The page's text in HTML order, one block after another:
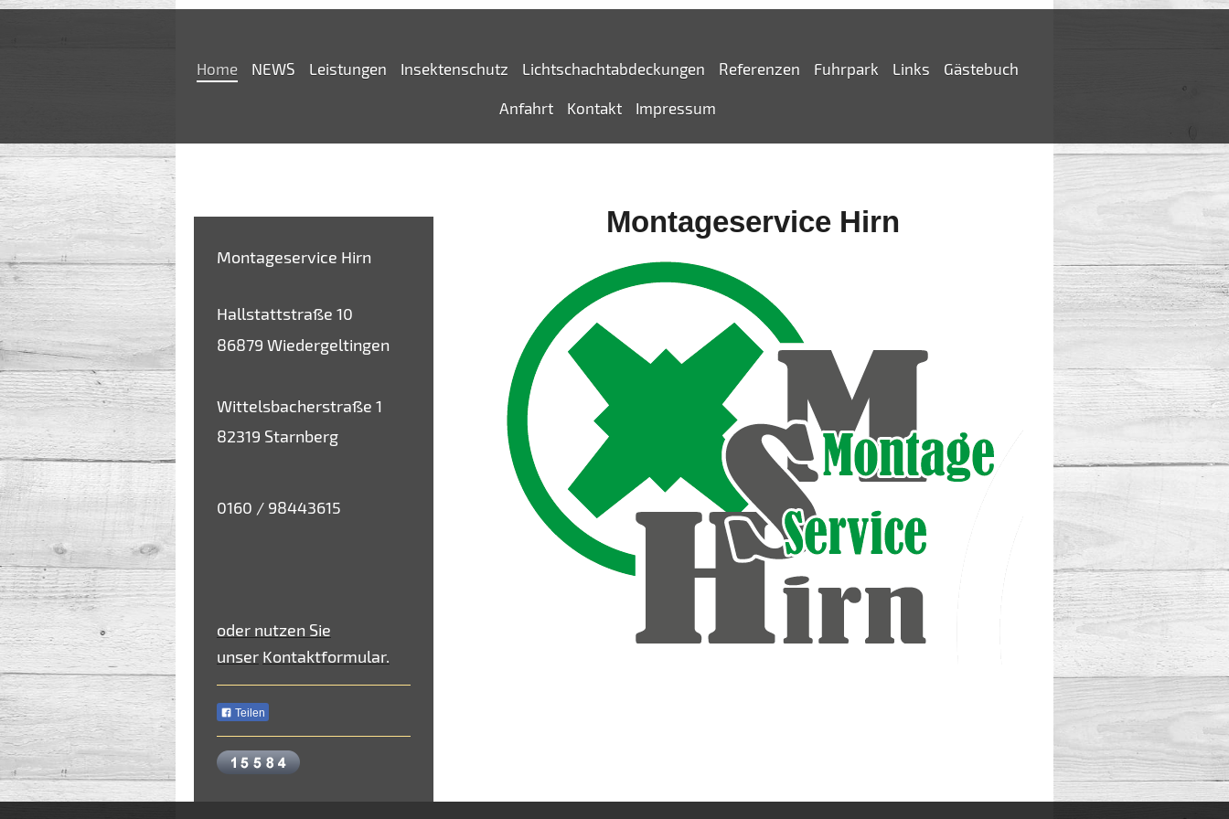
Home NEWS Leistungen Insektenschutz Lichtschachtabdeckungen Referenzen Fuhrpark Links Gästebuch
Anfahrt Kontakt Impressum
Montageservice Hirn
Montageservice Hirn
Hallstattstraße 10
86879 Wiedergeltingen
Wittelsbacherstraße 1
82319 Starnberg
0160 / 98443615
oder nutzen Sie
unser Kontaktformular.
Teilen